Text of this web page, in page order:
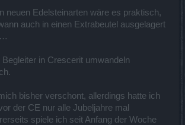
neuen Edelsteinarten wäre es praktisch,
auch in einen Extrabeutel ausgelagert
Begleiter in Crescerit umwandeln
bisher verschont, allerdings hatte ich
der CE nur alle Jubeljahre mal
spiele ich seit Anfang der Woche